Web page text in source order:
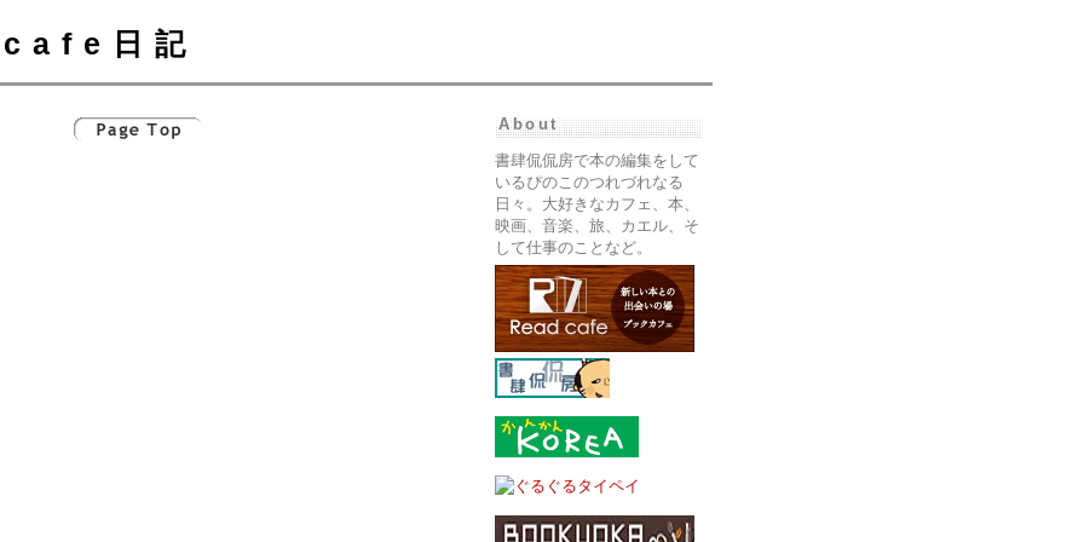
cafe日記
About
書肆侃侃房で本の編集をして
いるぴのこのつれづれなる
日々。大好きなカフェ、本、
映画、音楽、旅、カエル、そ
して仕事のことなど。